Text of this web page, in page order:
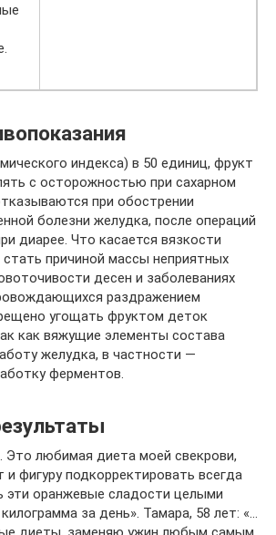
индекса) в 50 единиц, фрукт
с осторожностью при сахарном
при обострении
болезни желудка, после операций
диарее. Что касается вязкости
причиной массы неприятных
десен и заболеваниях
раздражением
угощать фруктом деток
как вяжущие элементы состава
желудка, в частности —
ферментов.
Это любимая диета моей свекрови,
и фигуру подкорректировать всегда
эти оранжевые сладости целыми
за день». Тамара, 58 лет: «…